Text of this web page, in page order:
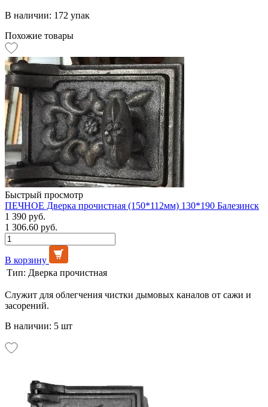
В наличии: 172 упак
Похожие товары
Быстрый просмотр
ПЕЧНОЕ Дверка прочистная (150*112мм) 130*190 Балезинск
1 390 руб.
1 306.60 руб.
В корзину
Тип: Дверка прочистная
Служит для облегчения чистки дымовых каналов от сажи и
засорений.
В наличии: 5 шт